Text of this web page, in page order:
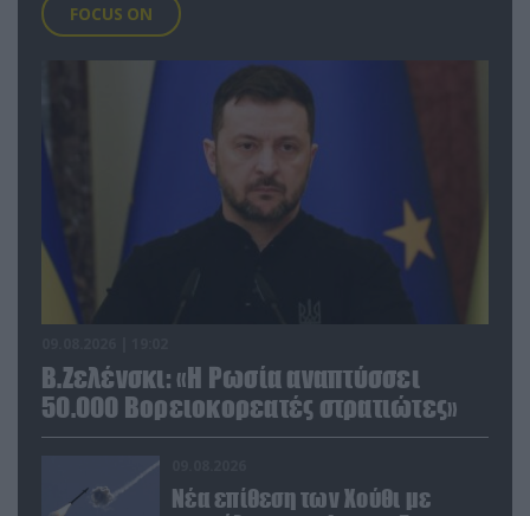
FOCUS ON
Β.Ζελένσκι: «Η Ρωσία αναπτύσσει
50.000 Βορειοκορεατές στρατιώτες»
Νέα επίθεση των Χούθι με